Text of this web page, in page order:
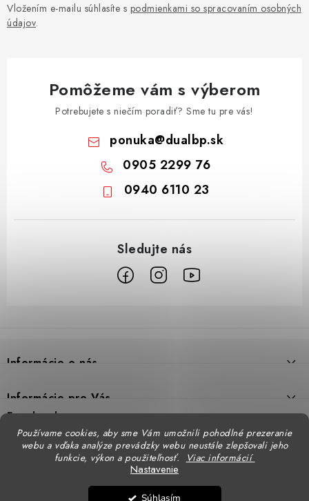
Používame cookies, aby sme Vám umožnili pohodlné prezeranie
webu a vďaka analýze prevádzky webu neustále zlepšovali jeho
funkcie, výkon a použiteľnosť.
Viac informácií
Nastavenie
Súhlasím
Vložením e-mailu súhlasíte s podmienkami so spracovaním osobných
údajov.
Pomôžeme vám s výberom
Potrebujete s niečím poradiť? Sme tu pre vás!
ponuka@dualbp.sk
0905 2299 76
0940 6110 23
p
i
Informácie o nás
Prečo DUAL BP
Predajne
Doprava
Informácie pre Vás
Formulár na výmenu tovaru
Facebook
Katalógy
STENSO - kompletné OOPP